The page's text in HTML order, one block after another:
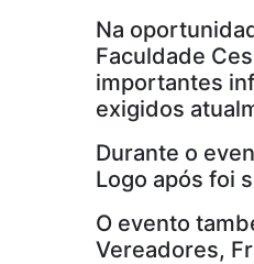
Na
Faculdade
importantes
exigidos
Durante o
Logo após foi
O evento
Vereadores,